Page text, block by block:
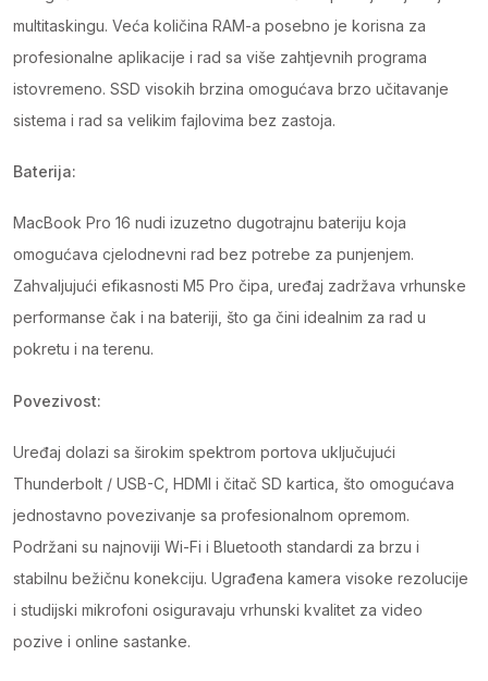
multitaskingu. Veća količina RAM-a posebno je korisna za
profesionalne aplikacije i rad sa više zahtjevnih programa
istovremeno. SSD visokih brzina omogućava brzo učitavanje
sistema i rad sa velikim fajlovima bez zastoja.
Baterija:
MacBook Pro 16 nudi izuzetno dugotrajnu bateriju koja
omogućava cjelodnevni rad bez potrebe za punjenjem.
Zahvaljujući efikasnosti M5 Pro čipa, uređaj zadržava vrhunske
performanse čak i na bateriji, što ga čini idealnim za rad u
pokretu i na terenu.
Povezivost:
Uređaj dolazi sa širokim spektrom portova uključujući
Thunderbolt / USB-C, HDMI i čitač SD kartica, što omogućava
jednostavno povezivanje sa profesionalnom opremom.
Podržani su najnoviji Wi-Fi i Bluetooth standardi za brzu i
stabilnu bežičnu konekciju. Ugrađena kamera visoke rezolucije
i studijski mikrofoni osiguravaju vrhunski kvalitet za video
pozive i online sastanke.